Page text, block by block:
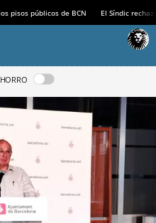
pisos públicos de BCN El Síndic